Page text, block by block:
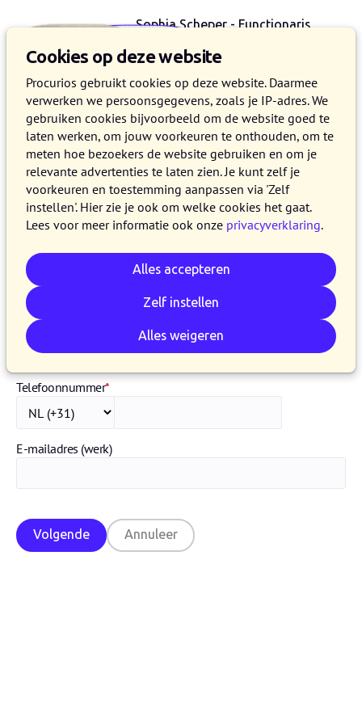
Cookies op deze website
Procurios gebruikt cookies op deze website. Daarmee
verwerken we persoonsgegevens, zoals je IP-adres. We
gebruiken cookies bijvoorbeeld om de website goed te
laten werken, om jouw voorkeuren te onthouden, om te
meten hoe bezoekers de website gebruiken en om je
relevante advertenties te laten zien. Je kunt zelf je
voorkeuren en toestemming aanpassen via 'Zelf
instellen'. Hier zie je ook om welke cookies het gaat.
Lees voor meer informatie ook onze privacyverklaring.
Alles accepteren
Zelf instellen
Alles weigeren
Sophia Scheper - Functionaris
+ 31 (0)88 - 006 9616
Standaard bereikbaar: tijdens kantooruren
op maandag, dinsdag, donderdag of
vrijdag. Bij (het vermoeden van) een
datalek: ook 's avonds en op vrije dagen.
Laat mij jou (terug)bellen
Voornaam
Achternaam
Telefoonnummer*
E-mailadres (werk)
Volgende Annuleer